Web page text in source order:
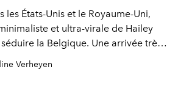
les États-Unis et le Royaume-Uni,
et ultra-virale de Hailey
la Belgique. Une arrivée très
dès juin.
Verheyen